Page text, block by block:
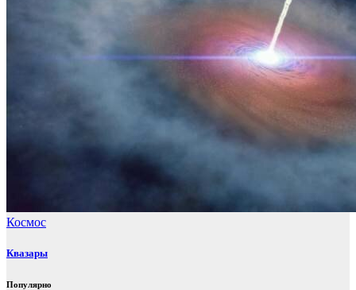
Космос
Квазары
Популярно